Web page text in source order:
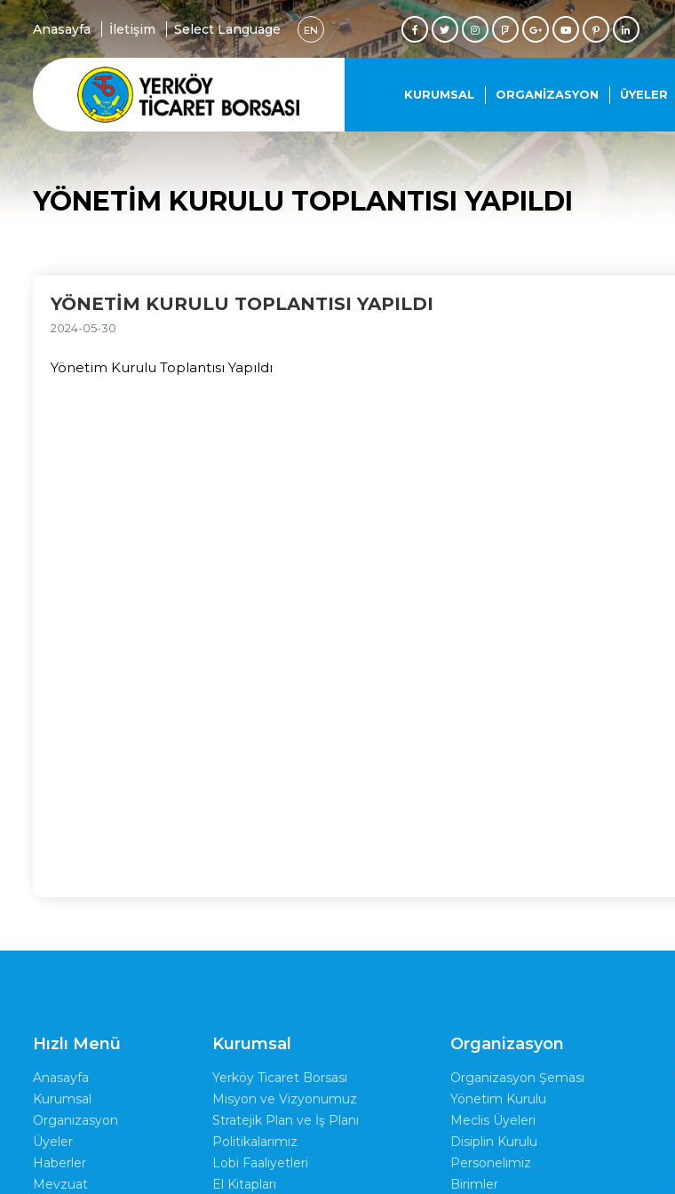
Anasayfa İletişim Select Language EN
KURUMSAL ORGANIZASYON ÜYELER
YÖNETIM KURULU TOPLANTISI YAPILDI
YÖNETIM KURULU TOPLANTISI YAPILDI
2024-05-30
Yönetim Kurulu Toplantısı Yapıldı
Hızlı Menü
Anasayfa
Kurumsal
Organizasyon
Üyeler
Haberler
Mevzuat
Kurumsal
Yerköy Ticaret Borsası
Misyon ve Vizyonumuz
Stratejik Plan ve İş Planı
Politikalarımız
Lobi Faaliyetleri
El Kitapları
Organizasyon
Organizasyon Şeması
Yönetim Kurulu
Meclis Üyeleri
Disiplin Kurulu
Personelimiz
Birimler